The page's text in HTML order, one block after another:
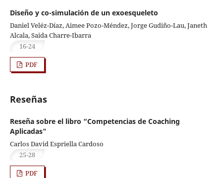
Diseño y co-simulación de un exoesqueleto
Daniel Veléz-Díaz, Aimee Pozo-Méndez, Jorge Gudiño-Lau, Janeth
Alcala, Saida Charre-Ibarra
16-24
PDF
Reseñas
Reseña sobre el libro “Competencias de Coaching
Aplicadas"
Carlos David Espriella Cardoso
25-28
PDF